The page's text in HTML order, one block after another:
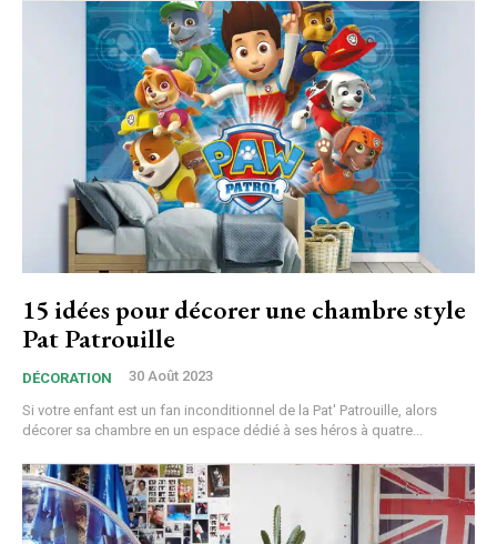
15 idées pour décorer une chambre style
Pat Patrouille
DÉCORATION 30 Août 2023
Si votre enfant est un fan inconditionnel de la Pat' Patrouille, alors
décorer sa chambre en un espace dédié à ses héros à quatre...